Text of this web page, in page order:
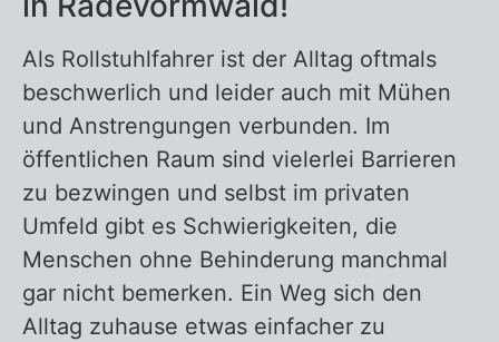
Zurück zur Übersicht – Rollstuhllift
Als Rollstuhlfahrer ist der Alltag oftmals
beschwerlich und leider auch mit Mühen
und Anstrengungen verbunden. Im
öffentlichen Raum sind vielerlei Barrieren
zu bezwingen und selbst im privaten
Umfeld gibt es Schwierigkeiten, die
Menschen ohne Behinderung manchmal
gar nicht bemerken. Ein Weg sich den
Alltag zuhause etwas einfacher zu